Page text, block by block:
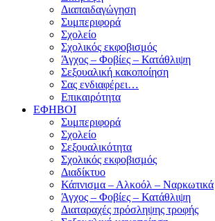
Διαπαιδαγώγηση
Συμπεριφορά
Σχολείο
Σχολικός εκφοβισμός
Άγχος – Φοβίες – Κατάθλιψη
Σεξουαλική κακοποίηση
Σας ενδιαφέρει…
Επικαιρότητα
ΕΦΗΒΟΙ
Συμπεριφορά
Σχολείο
Σεξουαλικότητα
Σχολικός εκφοβισμός
Διαδίκτυο
Κάπνισμα – Αλκοόλ – Ναρκωτικά
Άγχος – Φοβίες – Κατάθλιψη
Διαταραχές πρόσληψης τροφής